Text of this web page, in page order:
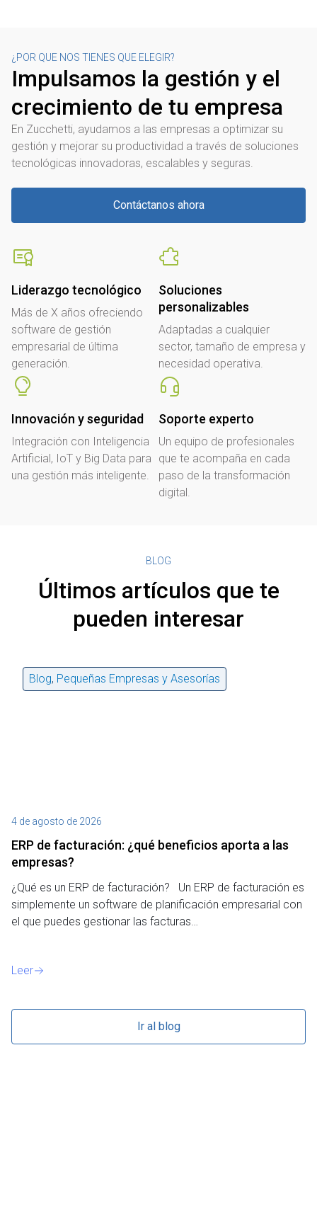
¿POR QUE NOS TIENES QUE ELEGIR?
Impulsamos la gestión y el
crecimiento de tu empresa
En Zucchetti, ayudamos a las empresas a optimizar su
gestión y mejorar su productividad a través de soluciones
tecnológicas innovadoras, escalables y seguras.
Contáctanos ahora
Liderazgo tecnológico
Más de X años ofreciendo
software de gestión
empresarial de última
generación.
Soluciones
personalizables
Adaptadas a cualquier
sector, tamaño de empresa y
necesidad operativa.
Innovación y seguridad
Integración con Inteligencia
Artificial, IoT y Big Data para
una gestión más inteligente.
Soporte experto
Un equipo de profesionales
que te acompaña en cada
paso de la transformación
digital.
BLOG
Últimos artículos que te
pueden interesar
Blog, Pequeñas Empresas y Asesorías
4 de agosto de 2026
ERP de facturación​: ¿qué beneficios aporta a las
empresas?
¿Qué es un ERP de facturación? Un ERP de facturación es
simplemente un software de planificación empresarial con
el que puedes gestionar las facturas…
Leer
Ir al blog